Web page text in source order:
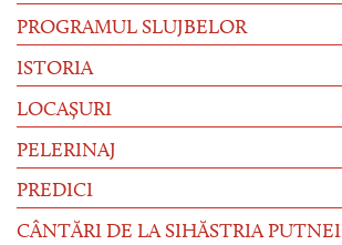
PROGRAMUL SLUJBELOR
ISTORIA
LOCAȘURI
PELERINAJ
PREDICI
CÂNTĂRI DE LA SIHĂSTRIA PUTNEI